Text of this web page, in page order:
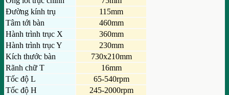
Đường kính trụ
115mm
Tâm tới bàn
460mm
Hành trình trục X
360mm
Hành trình trục Y
230mm
Kích thước bàn
730x210mm
Rãnh chữ T
16mm
Tốc độ L
65-540rpm
Tốc độ H
245-2000rpm